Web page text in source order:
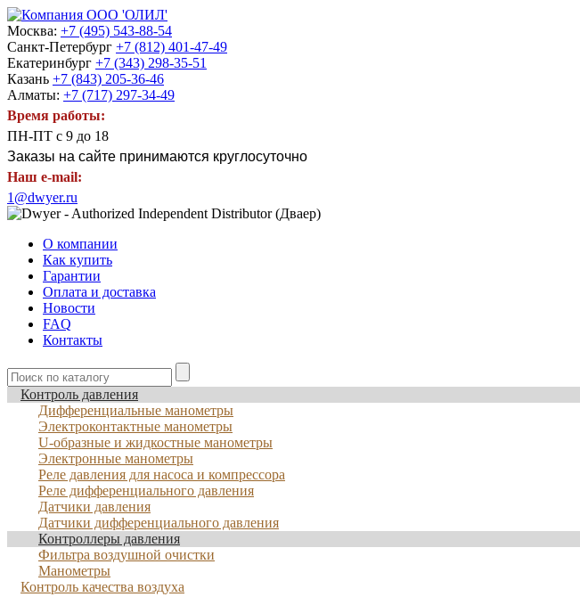
Москва: +7 (495) 543-88-54
Санкт-Петербург +7 (812) 401-47-49
Екатеринбург +7 (343) 298-35-51
Казань +7 (843) 205-36-46
Алматы: +7 (717) 297-34-49
Время работы:
ПН-ПТ с 9 до 18
Заказы на сайте принимаются круглосуточно
Наш e-mail:
1@dwyer.ru
О компании
Как купить
Гарантии
Оплата и доставка
Новости
FAQ
Контакты
Контроль давления
Дифференциальные манометры
Электроконтактные манометры
U-образные и жидкостные манометры
Электронные манометры
Реле давления для насоса и компрессора
Реле дифференциального давления
Датчики давления
Датчики дифференциального давления
Контроллеры давления
Фильтра воздушной очистки
Манометры
Контроль качества воздуха